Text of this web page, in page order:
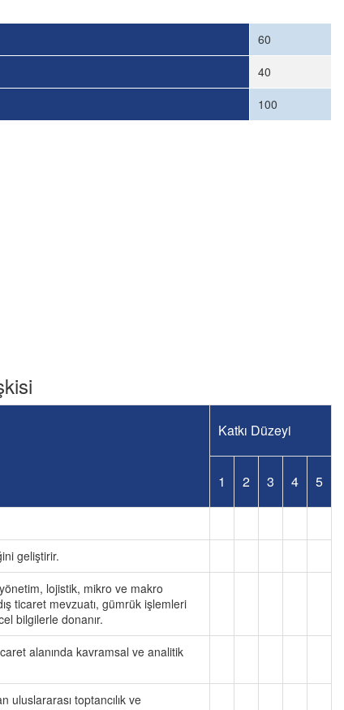
60
40
100
Katkı Düzeyi
1 2 3 4 5
geliştirir.
lojistik, mikro ve makro
ticaret mevzuatı, gümrük işlemleri
bilgilerle donanır.
alanında kavramsal ve analitik
uluslararası toptancılık ve